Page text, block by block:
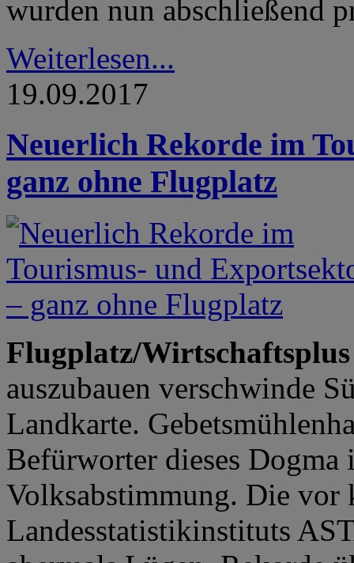
wurden nun abschließend
Weiterlesen...
19.09.2017
Neuerlich Rekorde im
ganz ohne Flugplatz
Flugplatz/Wirtschaftsplus
auszubauen verschwinde
Landkarte.
Befürworter dieses
Volksabstimmung. Die vor
Landesstatistikinstituts